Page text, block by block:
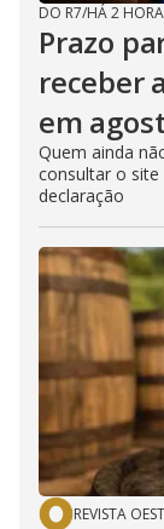
DO R7/HÁ 2
Prazo
receber
em
Quem ainda
consultar o site
declaração
REVISTA